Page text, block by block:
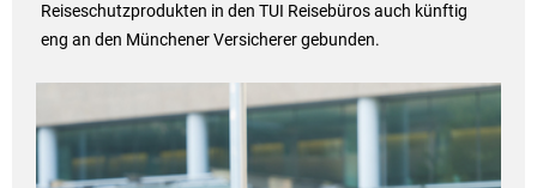
Reiseschutzprodukten in den TUI Reisebüros auch künftig
eng an den Münchener Versicherer gebunden.